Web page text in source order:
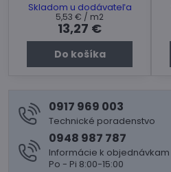
Skladom u dodávateľa
13,27 €
5,53 € / m2
Do košíka
0917 969 003
Technické poradenstvo
0948 987 787
Informácie k objednávkam
Po - Pi 8:00-15:00